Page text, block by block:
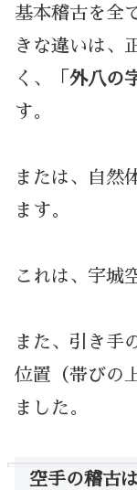
基本稽古を全
きな違いは、
く、「 外八の
す。
または、自然
ます。
これは、宇城
また、引き手
位置（帯びの
ました。
空手の稽古